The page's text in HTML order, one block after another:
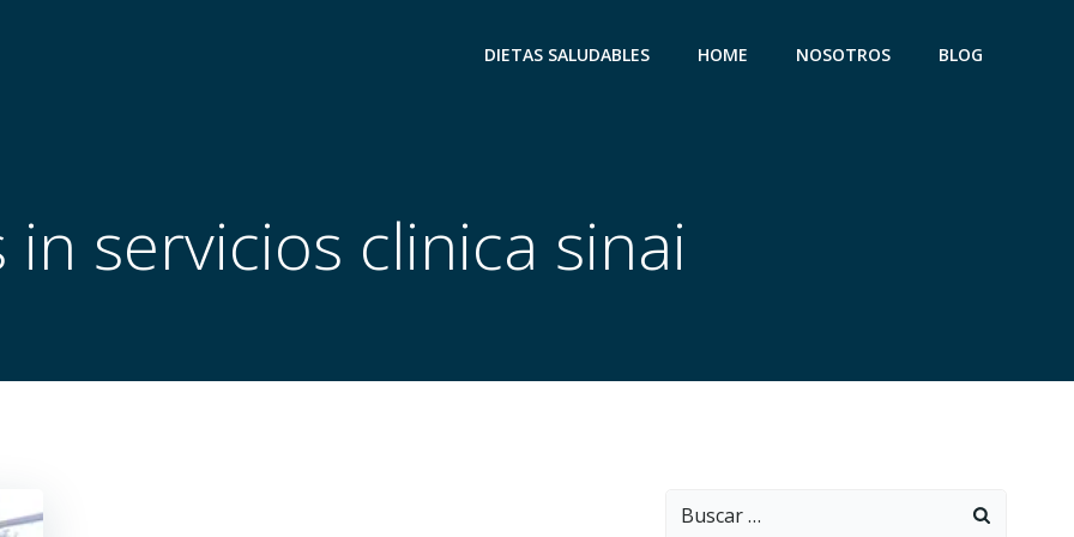
DIETAS SALUDABLES HOME NOSOTROS BLOG
in servicios clinica sinai
Buscar: